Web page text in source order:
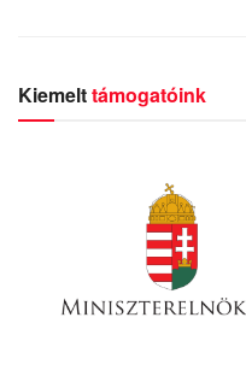
Kiemelttámogatóink